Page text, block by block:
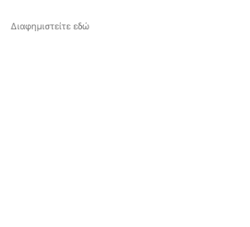
Διαφημιστείτε εδώ